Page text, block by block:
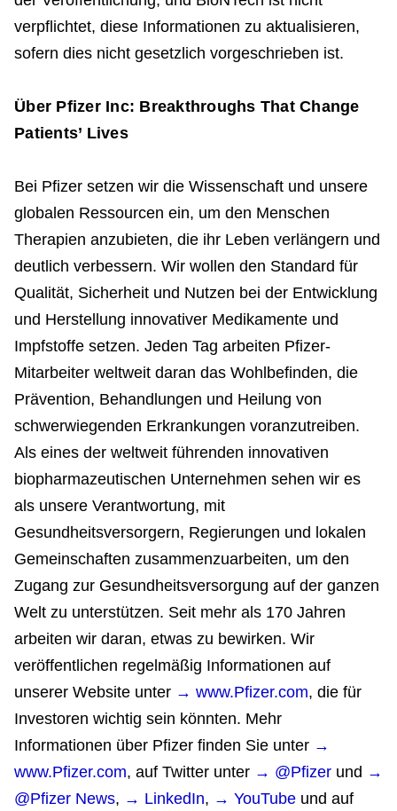
verpflichtet, diese Informationen zu aktualisieren,
sofern dies nicht gesetzlich vorgeschrieben ist.
Über Pfizer Inc: Breakthroughs That Change
Patients’ Lives
Bei Pfizer setzen wir die Wissenschaft und unsere
globalen Ressourcen ein, um den Menschen
Therapien anzubieten, die ihr Leben verlängern und
deutlich verbessern. Wir wollen den Standard für
Qualität, Sicherheit und Nutzen bei der Entwicklung
und Herstellung innovativer Medikamente und
Impfstoffe setzen. Jeden Tag arbeiten Pfizer-
Mitarbeiter weltweit daran das Wohlbefinden, die
Prävention, Behandlungen und Heilung von
schwerwiegenden Erkrankungen voranzutreiben.
Als eines der weltweit führenden innovativen
biopharmazeutischen Unternehmen sehen wir es
als unsere Verantwortung, mit
Gesundheitsversorgern, Regierungen und lokalen
Gemeinschaften zusammenzuarbeiten, um den
Zugang zur Gesundheitsversorgung auf der ganzen
Welt zu unterstützen. Seit mehr als 170 Jahren
arbeiten wir daran, etwas zu bewirken. Wir
veröffentlichen regelmäßig Informationen auf
unserer Website unter → www.Pfizer.com, die für
Investoren wichtig sein könnten. Mehr
Informationen über Pfizer finden Sie unter →
www.Pfizer.com, auf Twitter unter → @Pfizer und →
@Pfizer News, → LinkedIn, → YouTube und auf